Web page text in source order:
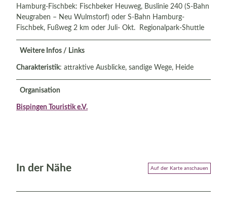
Hamburg-Fischbek: Fischbeker Heuweg, Buslinie 240 (S-Bahn
Neugraben – Neu Wulmstorf) oder S-Bahn Hamburg-
Fischbek, Fußweg 2 km oder Juli- Okt. Regionalpark-Shuttle
Weitere Infos / Links
Charakteristik: attraktive Ausblicke, sandige Wege, Heide
Organisation
Bispingen Touristik e.V.
In der Nähe Auf der Karte anschauen